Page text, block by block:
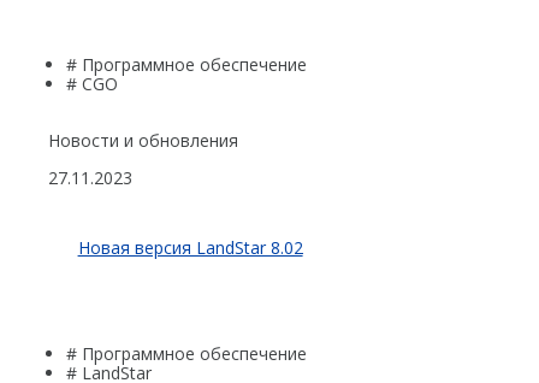
# Программное обеспечение
# CGO
Новости и обновления
27.11.2023
Новая версия LandStar 8.02
# Программное обеспечение
# LandStar